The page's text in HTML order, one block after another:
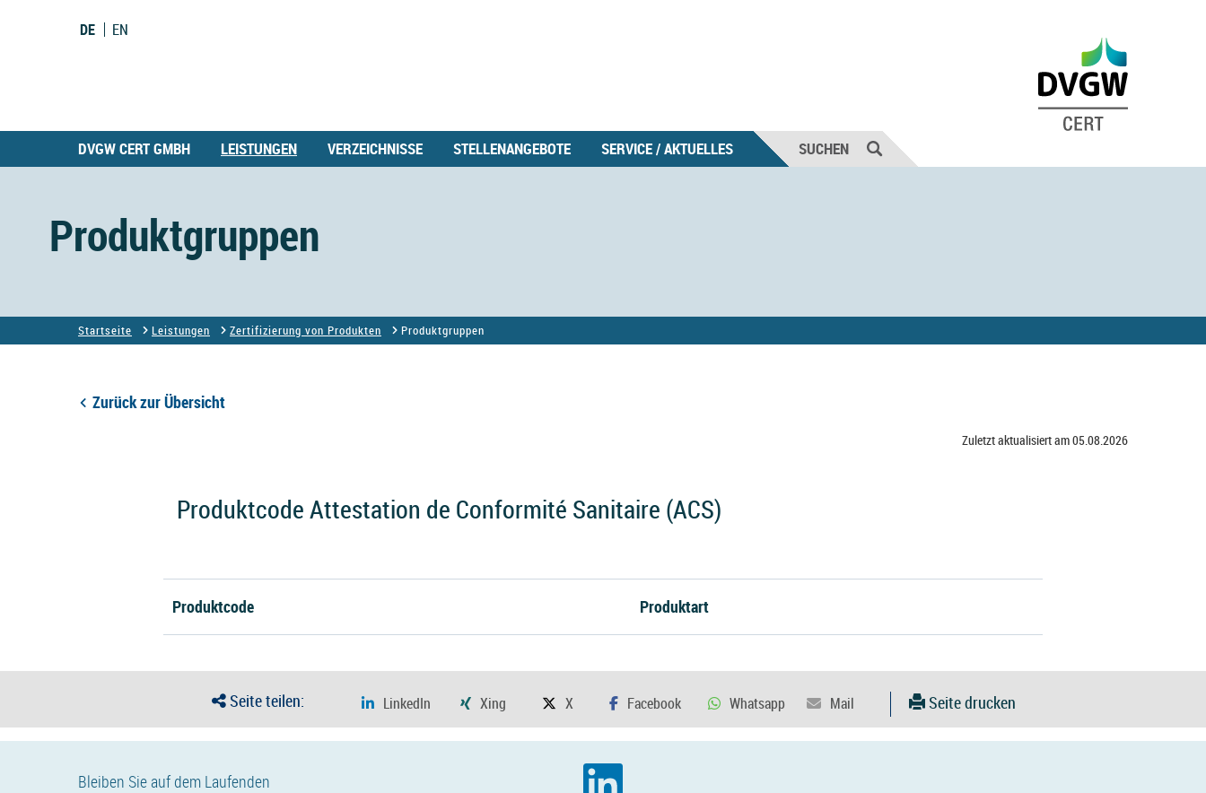
DE EN
DVGW CERT GMBH LEISTUNGEN VERZEICHNISSE STELLENANGEBOTE SERVICE / AKTUELLES SUCHEN
Produktgruppen
Startseite Leistungen Zertifizierung von Produkten Produktgruppen
Zurück zur Übersicht
Zuletzt aktualisiert am 05.08.2026
Produktcode Attestation de Conformité Sanitaire (ACS)
Produktcode Produktart
Seite teilen: Seite drucken
Bleiben Sie auf dem Laufenden